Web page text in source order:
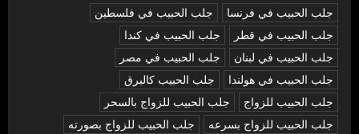
جلب الحبيب في فرنسا
جلب الحبيب في فلسطين
جلب الحبيب في قطر
جلب الحبيب في كندا
جلب الحبيب في لبنان
جلب الحبيب في مصر
جلب الحبيب في هولندا
جلب الحبيب كالبرق
جلب الحبيب للزواج
جلب الحبيب للزواج بالسحر
جلب الحبيب للزواج بسرعه
جلب الحبيب للزواج بصورته